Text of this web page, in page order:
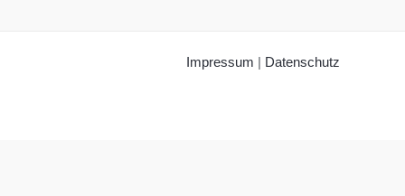
Impressum | Datenschutz